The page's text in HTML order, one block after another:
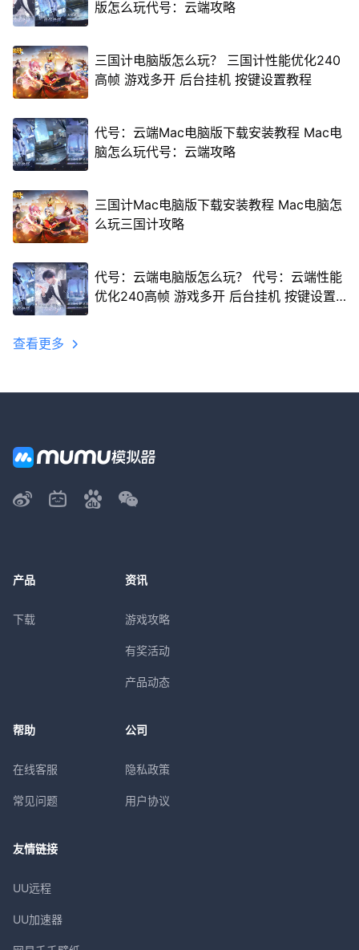
版怎么玩代号：云端攻略
三国计电脑版怎么玩？ 三国计性能优化240
高帧 游戏多开 后台挂机 按键设置教程
代号：云端Mac电脑版下载安装教程 Mac电
脑怎么玩代号：云端攻略
三国计Mac电脑版下载安装教程 Mac电脑怎
么玩三国计攻略
代号：云端电脑版怎么玩？ 代号：云端性能
优化240高帧 游戏多开 后台挂机 按键设置
查看更多
产品
下载
资讯
游戏攻略
有奖活动
产品动态
帮助
在线客服
常见问题
公司
隐私政策
用户协议
友情链接
UU远程
UU加速器